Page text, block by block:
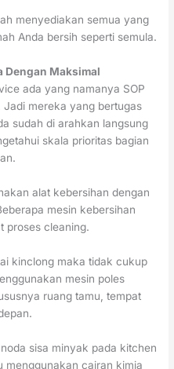
menyediakan semua yang
Anda bersih seperti semula.
Dengan Maksimal
ada yang namanya SOP
Jadi mereka yang bertugas
sudah di arahkan langsung
skala prioritas bagian
alat kebersihan dengan
mesin kebersihan
proses cleaning.
kinclong maka tidak cukup
mesin poles
ruang tamu, tempat
sisa minyak pada kitchen
menggunakan cairan kimia